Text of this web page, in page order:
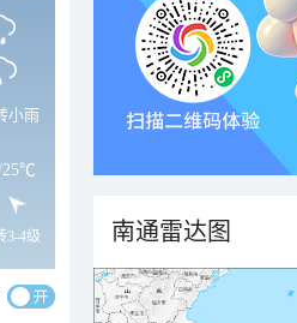
小雨
25℃
3-4级 南通雷达图